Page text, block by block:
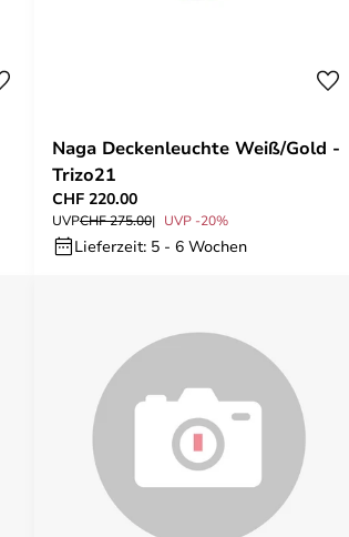
Naga Deckenleuchte Weiß/Gold -
Trizo21
CHF 220.00
UVPCHF 275.00 UVP -20%
Lieferzeit: 5 - 6 Wochen